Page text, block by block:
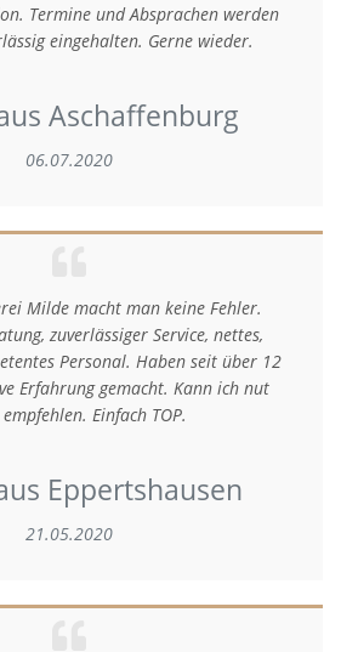
Termine und Absprachen werden
eingehalten. Gerne wieder.
Aschaffenburg
06.07.2020
Milde macht man keine Fehler.
zuverlässiger Service, nettes,
Personal. Haben seit über 12
Erfahrung gemacht. Kann ich nut
Einfach TOP.
Eppertshausen
21.05.2020